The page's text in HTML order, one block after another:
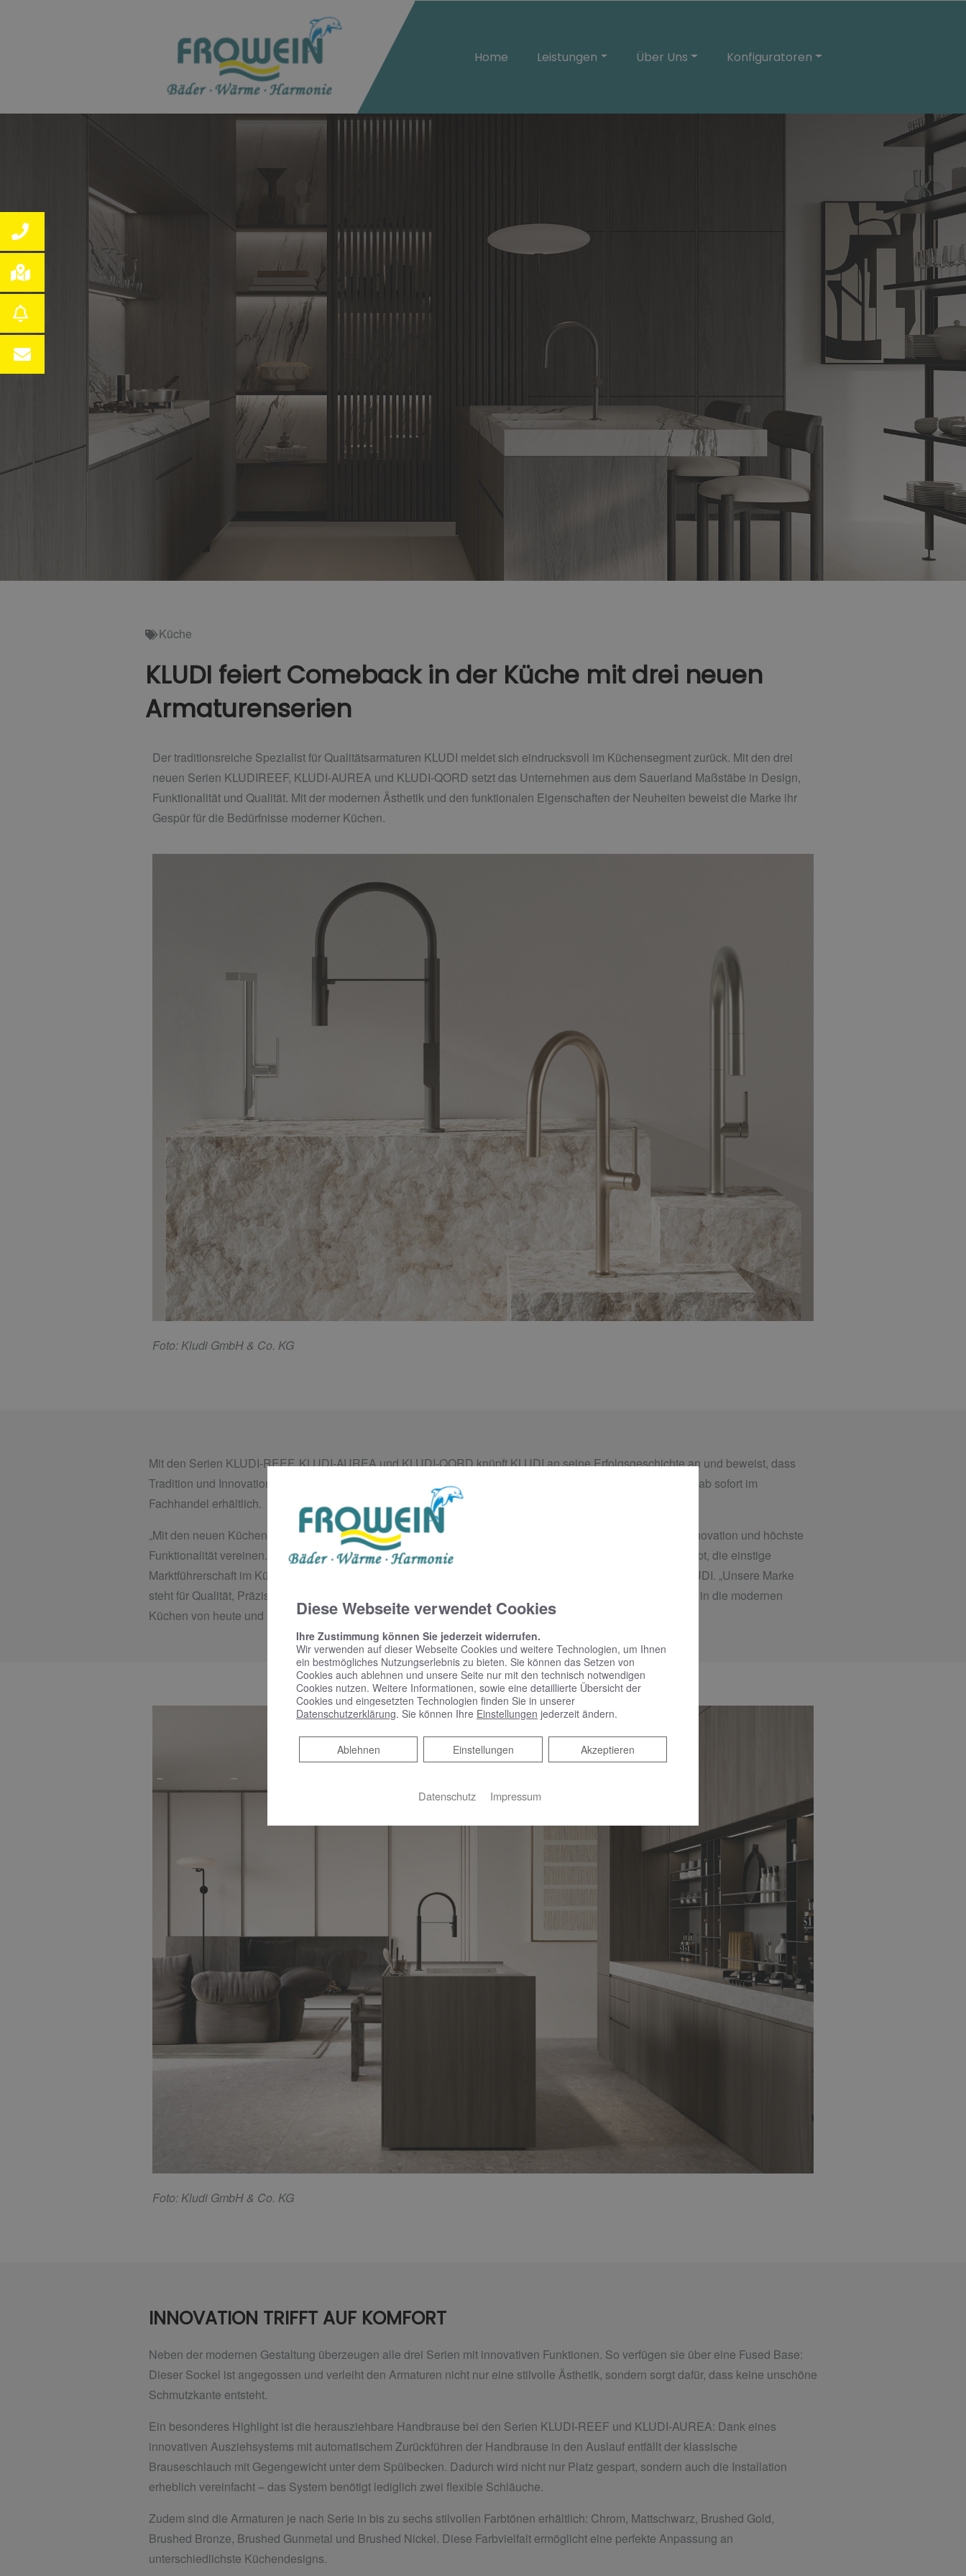
Home Leistungen Über Uns Konfiguratoren
Küche
KLUDI feiert Comeback in der Küche mit drei neuen
Armaturenserien
Der traditionsreiche Spezialist für Qualitätsarmaturen KLUDI meldet sich eindrucksvoll im Küchensegment zurück. Mit den drei
neuen Serien KLUDIREEF, KLUDI-AUREA und KLUDI-QORD setzt das Unternehmen aus dem Sauerland Maßstäbe in Design,
Funktionalität und Qualität. Mit der modernen Ästhetik und den funktionalen Eigenschaften der Neuheiten beweist die Marke ihr
Gespür für die Bedürfnisse moderner Küchen.
Foto: Kludi GmbH & Co. KG
Mit den Serien KLUDI-REEF, KLUDI-AUREA und KLUDI-QORD knüpft KLUDI an seine Erfolgsgeschichte an und beweist, dass
Tradition und Innovation in perfekter Harmonie zusammenwirken können. Die neuen Küchenarmaturen sind ab sofort im
Fachhandel erhältlich.
„Mit den neuen Küchenarmaturserien präsentieren wir drei außergewöhnliche Produktreihen, die Design, Innovation und höchste
Funktionalität vereinen. Wir besinnen uns damit auch auf unsere erfolgreiche Vergangenheit und sind bestrebt, die einstige
Marktführerschaft im Küchenbereich zurückzuerobern“, sagt Harald Hotop, Managing Director Sales von KLUDI. „Unsere Marke
steht für Qualität, Präzision und durchdachte Lösungen. Genau das bringen wir mit diesen Armaturen zurück in die modernen
Küchen von heute und morgen.“
Foto: Kludi GmbH & Co. KG
INNOVATION TRIFFT AUF KOMFORT
Neben der modernen Gestaltung überzeugen alle drei Serien mit innovativen Funktionen. So verfügen sie über eine Fused Base:
Dieser Sockel ist angegossen und verleiht den Armaturen nicht nur eine stilvolle Ästhetik, sondern sorgt dafür, dass keine unschöne
Schmutzkante entsteht.
Ein besonderes Highlight ist die herausziehbare Handbrause bei den Serien KLUDI-REEF und KLUDI-AUREA: Dank eines
innovativen Ausziehsystems mit automatischem Zurückführen der Handbrause in den Auslauf entfällt der klassische
Brauseschlauch mit Gegengewicht unter dem Spülbecken. Dadurch wird nicht nur Platz gespart, sondern auch die Installation
erheblich vereinfacht – das System benötigt lediglich zwei flexible Schläuche.
Zudem sind die Armaturen je nach Serie in bis zu sechs stilvollen Farbtönen erhältlich: Chrom, Mattschwarz, Brushed Gold,
Brushed Bronze, Brushed Gunmetal und Brushed Nickel. Diese Farbvielfalt ermöglicht eine perfekte Anpassung an
unterschiedlichste Küchendesigns.
Diese Webseite verwendet Cookies
Ihre Zustimmung können Sie jederzeit widerrufen.
Wir verwenden auf dieser Webseite Cookies und weitere Technologien, um Ihnen
ein bestmögliches Nutzungserlebnis zu bieten. Sie können das Setzen von
Cookies auch ablehnen und unsere Seite nur mit den technisch notwendigen
Cookies nutzen. Weitere Informationen, sowie eine detaillierte Übersicht der
Cookies und eingesetzten Technologien finden Sie in unserer
Datenschutzerklärung. Sie können Ihre Einstellungen jederzeit ändern.
Akzeptieren
Einstellungen
Ablehnen
Ablehnen
Datenschutz Impressum